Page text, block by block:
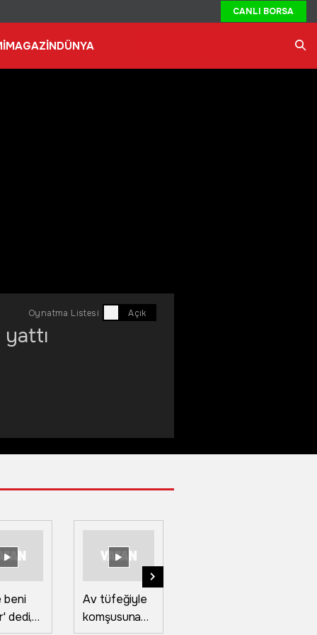
CANLI BORSA
MAGAZİNDÜNYA
Oynatma Listesi
beni
dedi,
Av tüfeğiyle
komşusuna